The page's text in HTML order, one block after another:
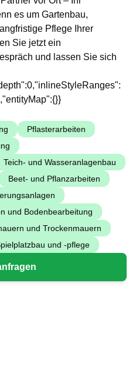
es um Gartenbau,
Pflege Ihrer
Sie jetzt ein
und lassen Sie sich
Pflasterarbeiten
Teich- und Wasseranlagenbau
Beet- und Pflanzarbeiten
und Bodenbearbeitung
und Trockenmauern
und -pflege